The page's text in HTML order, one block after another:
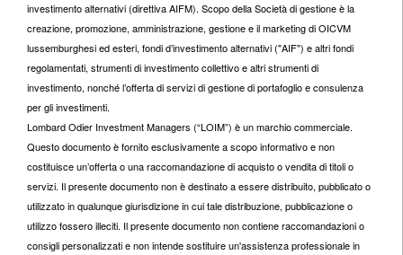
investimento alternativi (direttiva AIFM). Scopo della Società di gestione è la
creazione, promozione, amministrazione, gestione e il marketing di OICVM
lussemburghesi ed esteri, fondi d’investimento alternativi ("AIF") e altri fondi
regolamentati, strumenti di investimento collettivo e altri strumenti di
investimento, nonché l’offerta di servizi di gestione di portafoglio e consulenza
per gli investimenti.
Lombard Odier Investment Managers (“LOIM”) è un marchio commerciale.
Questo documento è fornito esclusivamente a scopo informativo e non
costituisce un’offerta o una raccomandazione di acquisto o vendita di titoli o
servizi. Il presente documento non è destinato a essere distribuito, pubblicato o
utilizzato in qualunque giurisdizione in cui tale distribuzione, pubblicazione o
utilizzo fossero illeciti. Il presente documento non contiene raccomandazioni o
consigli personalizzati e non intende sostituire un'assistenza professionale in